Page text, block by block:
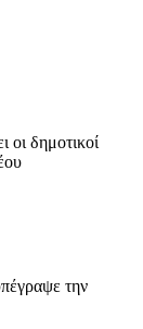
δημοτικοί
την